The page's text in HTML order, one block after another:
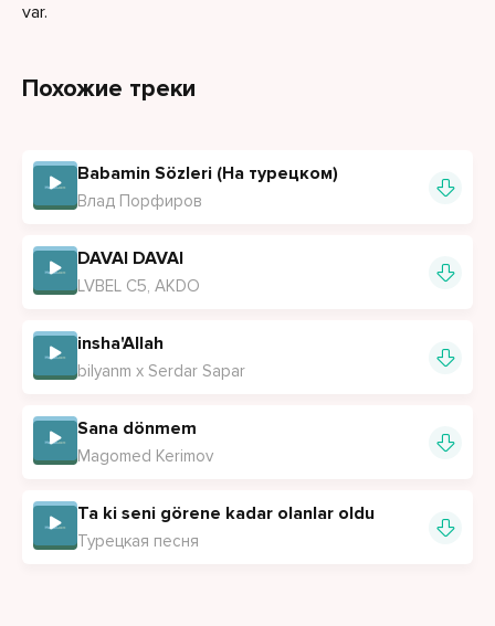
var.
Похожие треки
Babamin Sözleri (На турецком)
Влад Порфиров
DAVAI DAVAI
LVBEL C5, AKDO
insha'Allah
bilyanm x Serdar Sapar
Sana dönmem
Magomed Kerimov
Ta ki seni görene kadar olanlar oldu
Турецкая песня